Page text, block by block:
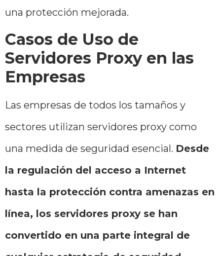
una protección mejorada.
Casos de Uso de
Servidores Proxy en las
Empresas
Las empresas de todos los tamaños y
sectores utilizan servidores proxy como
una medida de seguridad esencial. Desde
la regulación del acceso a Internet
hasta la protección contra amenazas en
línea, los servidores proxy se han
convertido en una parte integral de